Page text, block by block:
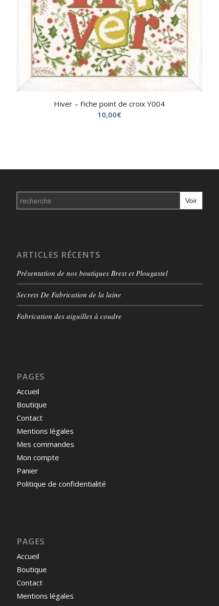
Hiver – Fiche point de croix Y004
10,00€
Search
for:
ARTICLES RÉCENTS
Présentation de nos boutiques Brest et Plougastel
Secrets De Fabrication de la laine
Fabrication des aiguilles à coudre
PAGES
Accueil
Boutique
Contact
Mentions légales
Mes commandes
Mon compte
Panier
Politique de confidentialité
PAGES
Accueil
Boutique
Contact
Mentions légales